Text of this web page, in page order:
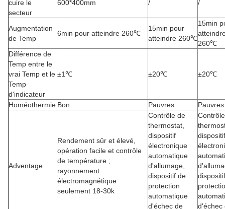
cuire le
secteur
600*400mm / /
Augmentation
de Temp
6min pour atteindre 260℃
15min pour
atteindre 260℃
15min
260℃
Différence de
Temp entre le
vrai Temp et le
Temp
d'indicateur
±1℃ ±20℃ ±20℃
Homéothermie Bon Pauvres Pauvres
Adventage
Rendement sûr et élevé,
opération facile et contrôle
de température ;
rayonnement
électromagnétique
seulement 18-30k
Contrôle de
thermostat,
dispositif
électronique
automatique
d'allumage,
dispositif de
protection
automatique
d'échec de
dispositif
d'échec